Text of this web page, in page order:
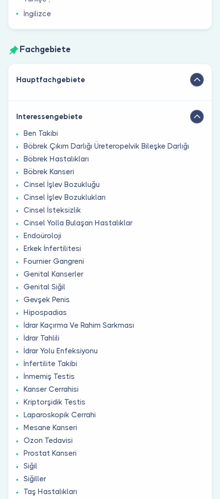
İngilizce
Fachgebiete
Hauptfachgebiete
Interessengebiete
Ben Takibi
Böbrek Çıkım Darlığı Üreteropelvik Bileşke Darlığı
Böbrek Hastalıkları
Böbrek Kanseri
Cinsel İşlev Bozukluğu
Cinsel İşlev Bozuklukları
Cinsel İsteksizlik
Cinsel Yolla Bulaşan Hastalıklar
Endoüroloji
Erkek İnfertilitesi
Fournier Gangreni
Genital Kanserler
Genital Siğil
Gevşek Penis
Hipospadias
İdrar Kaçırma Ve Rahim Sarkması
İdrar Tahlili
İdrar Yolu Enfeksiyonu
İnfertilite Takibi
İnmemiş Testis
Kanser Cerrahisi
Kriptorşidik Testis
Laparoskopik Cerrahi
Mesane Kanseri
Ozon Tedavisi
Prostat Kanseri
Siğil
Siğiller
Taş Hastalıkları